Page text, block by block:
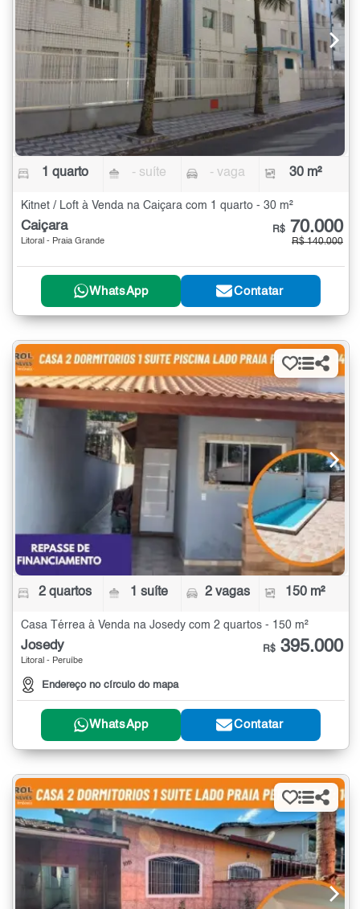
1 quarto - suíte - vaga 30 m²
Kitnet / Loft à Venda na Caiçara com 1 quarto - 30 m²
Caiçara
Litoral - Praia Grande
R$ 70.000
R$ 140.000
WhatsApp Contatar
2 quartos 1 suíte 2 vagas 150 m²
Casa Térrea à Venda na Josedy com 2 quartos - 150 m²
Josedy
Litoral - Peruíbe
Endereço no círculo do mapa
R$ 395.000
WhatsApp Contatar